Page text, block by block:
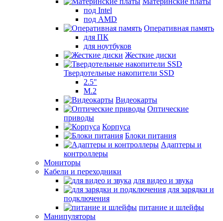
под Intel
под AMD
Оперативная память
для ПК
для ноутбуков
Жесткие диски
Твердотельные накопители SSD
2.5"
M.2
Видеокарты
Оптические
приводы
Корпуса
Блоки питания
Адаптеры и
контроллеры
Мониторы
Кабели и переходники
для видео и звука
для зарядки и
подключения
питание и шлейфы
Манипуляторы